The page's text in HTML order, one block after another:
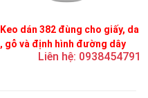
Keo dán 382 đùng cho giấy, da
, gỗ và định hình đường dây
trên bản mạchLiên hệ: 0938454791